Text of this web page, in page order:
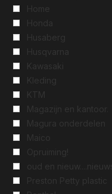
Home
Honda
Husaberg
Husqvarna
Kawasaki
Kleding
Magazijn en kantoor.
Magura onderdelen
Maico
Opruiming!
oud en nieuw....nieuws
Preston Petty plastic